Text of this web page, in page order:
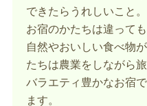
できたらうれしいこと。
お宿のかたちは違って
自然やおいしい食べ物
たちは農業をしながら
バラエティ豊かなお宿
ます。